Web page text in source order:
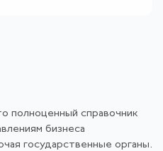
полноценный справочник
бизнеса
государственные органы.